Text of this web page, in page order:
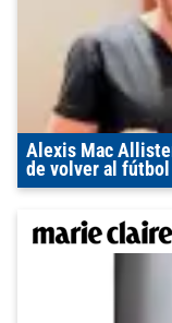
Alexis Mac
de volver al